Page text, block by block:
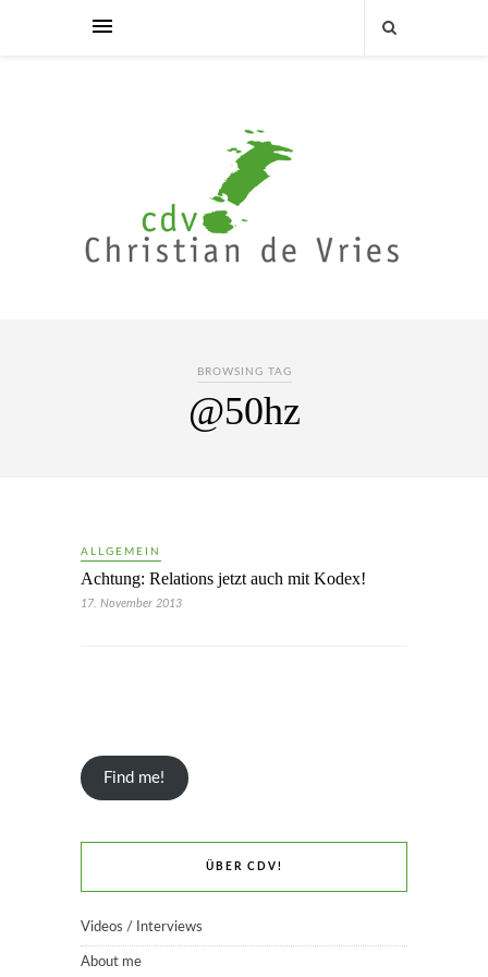
BROWSING TAG
@50hz
ALLGEMEIN
Achtung: Relations jetzt auch mit Kodex!
17. November 2013
Find me!
ÜBER CDV!
Videos / Interviews
About me